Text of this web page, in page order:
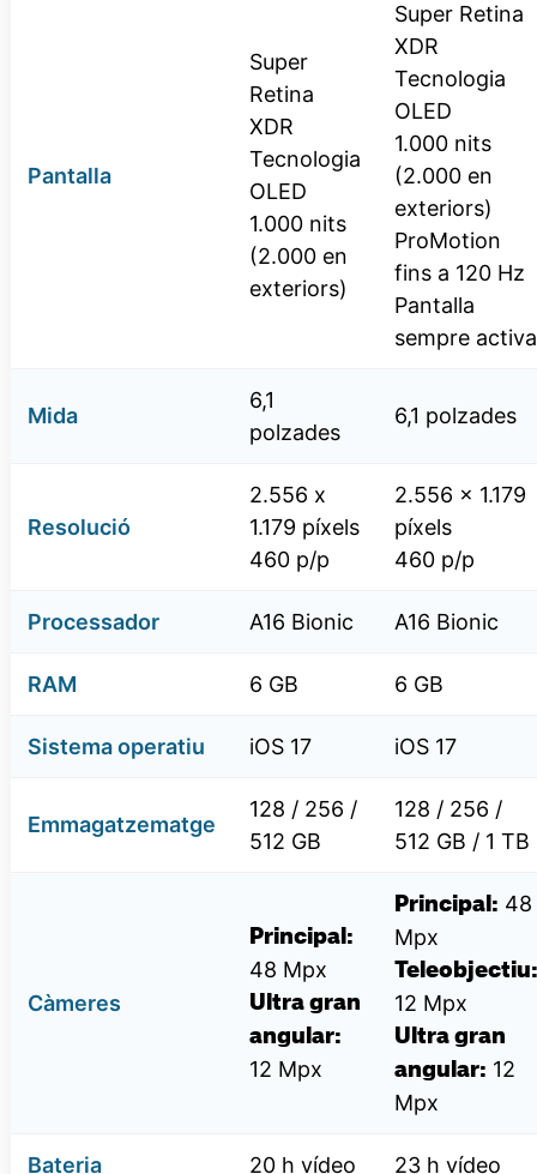
Pantalla
Super
Retina
XDR
Tecnologia
OLED
1.000 nits
(2.000 en
exteriors)
Super Retina
XDR
Tecnologia
OLED
1.000 nits
(2.000 en
exteriors)
ProMotion
fins a 120 Hz
Pantalla
sempre activa
Mida
6,1
polzades
6,1 polzades
Resolució
2.556 x
1.179 píxels
460 p/p
2.556 x 1.179
píxels
460 p/p
Processador A16 Bionic A16 Bionic
RAM 6 GB 6 GB
Sistema operatiu iOS 17 iOS 17
Emmagatzematge
128 / 256 /
512 GB
128 / 256 /
512 GB / 1 TB
Càmeres
Principal:
48 Mpx
Ultra gran
angular:
12 Mpx
Principal: 48
Mpx
Teleobjectiu:
12 Mpx
Ultra gran
angular: 12
Mpx
Bateria 20 h vídeo 23 h vídeo